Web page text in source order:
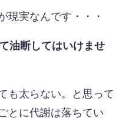
現実なんです・・・
油断してはいけませ
も太らない。と思って
とに代謝は落ちてい